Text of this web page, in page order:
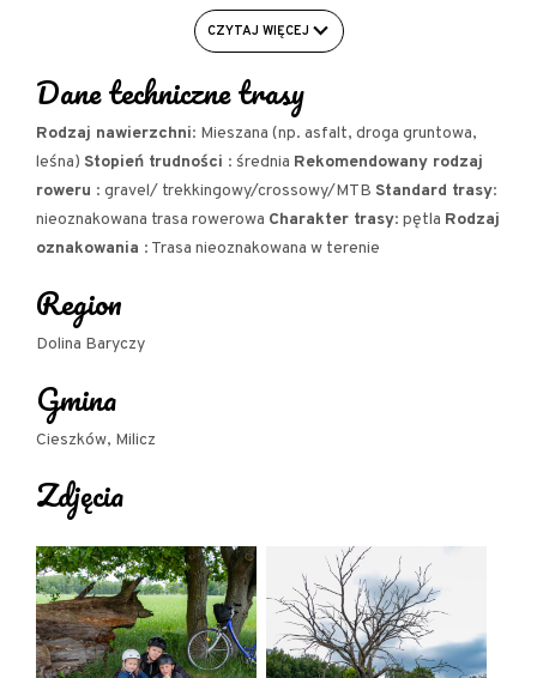
Latkowa, Ostrowąsy, Wodników zobaczymy jak
ustrój powojennej polski zaprzepaścił dziedzictwo
architektoniczne tej okolicy, zamieniając perły
architektoniczne w PGR. Z kolei w Trzebicku, jednej
z najwyżej położonych wiosek zachwycimy się
unikatowym, drewnianym kościołem i pięknym
widokiem na Dolinę Baryczy.
współpracy Miejsc Przyjaznych Rowerzystom
podczas Giełdy Współpracy zorganizowanej przez
Dolnośląską Krainę Rowerową dzięki dotacji
PRZEBIEG TRASY:
Nowy Zamek - Średzina - Jankowa - Trzebicko -
Wężowice - Wodników Górny - Latkowa - Kolęda -
Bartniki - Wróbliniec - Joachimówka - Potasznia -
CZYTAJ WIĘCEJ
Dane techniczne trasy
Rodzaj nawierzchni: Mieszana (np. asfalt, droga gruntowa,
leśna) Stopień trudności : średnia Rekomendowany rodzaj
roweru : gravel/ trekkingowy/crossowy/MTB Standard trasy:
nieoznakowana trasa rowerowa Charakter trasy: pętla Rodzaj
oznakowania : Trasa nieoznakowana w terenie
Region
Dolina Baryczy
Gmina
Cieszków, Milicz
Zdjęcia